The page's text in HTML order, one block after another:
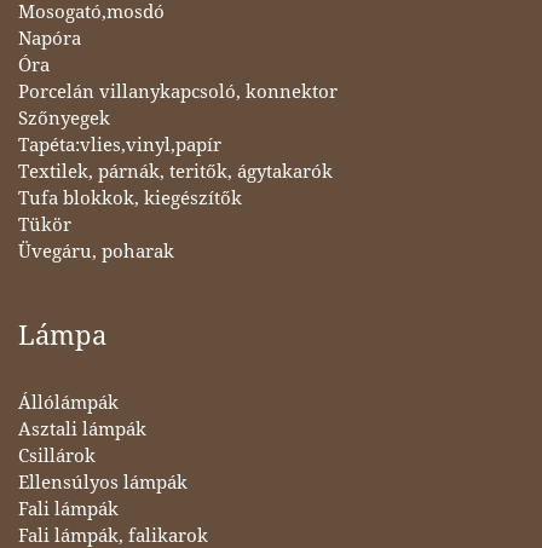
Mosogató,mosdó
Napóra
Óra
Porcelán villanykapcsoló, konnektor
Szőnyegek
Tapéta:vlies,vinyl,papír
Textilek, párnák, teritők, ágytakarók
Tufa blokkok, kiegészítők
Tükör
Üvegáru, poharak
Lámpa
Állólámpák
Asztali lámpák
Csillárok
Ellensúlyos lámpák
Fali lámpák
Fali lámpák, falikarok